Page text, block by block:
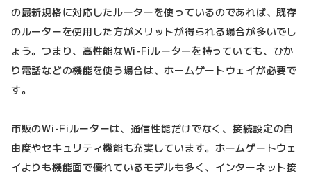
の最新規格に対応したルーターを使っているのであれば、既存
のルーターを使用した方がメリットが得られる場合が多いでし
ょう。つまり、高性能なWi-Fiルーターを持っていても、ひか
り電話などの機能を使う場合は、ホームゲートウェイが必要で
す。
市販のWi-Fiルーターは、通信性能だけでなく、接続設定の自
由度やセキュリティ機能も充実しています。ホームゲートウェ
イよりも機能面で優れているモデルも多く、インターネット接